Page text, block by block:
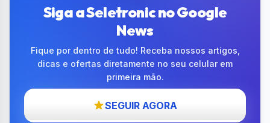
Siga a Seletronic no Google
News
Fique por dentro de tudo! Receba nossos artigos,
dicas e ofertas diretamente no seu celular em
primeira mão.
SEGUIR AGORA